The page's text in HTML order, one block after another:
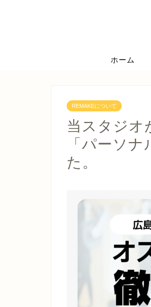
ホーム
REMAKEについて
当スタジオ
「パーソ
た。